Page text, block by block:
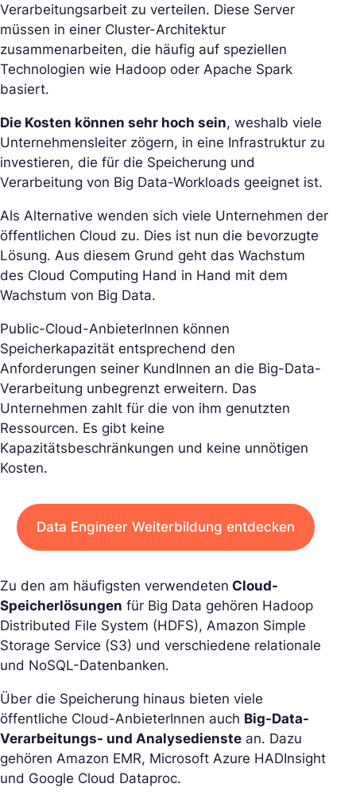
Verarbeitungsarbeit zu verteilen. Diese Server
müssen in einer Cluster-Architektur
zusammenarbeiten, die häufig auf speziellen
Technologien wie Hadoop oder Apache Spark
basiert.
Die Kosten können sehr hoch sein, weshalb viele
Unternehmensleiter zögern, in eine Infrastruktur zu
investieren, die für die Speicherung und
Verarbeitung von Big Data-Workloads geeignet ist.
Als Alternative wenden sich viele Unternehmen der
öffentlichen Cloud zu. Dies ist nun die bevorzugte
Lösung. Aus diesem Grund geht das Wachstum
des Cloud Computing Hand in Hand mit dem
Wachstum von Big Data.
Public-Cloud-AnbieterInnen können
Speicherkapazität entsprechend den
Anforderungen seiner KundInnen an die Big-Data-
Verarbeitung unbegrenzt erweitern. Das
Unternehmen zahlt für die von ihm genutzten
Ressourcen. Es gibt keine
Kapazitätsbeschränkungen und keine unnötigen
Kosten.
Data Engineer Weiterbildung entdecken
Zu den am häufigsten verwendeten Cloud-
Speicherlösungen für Big Data gehören Hadoop
Distributed File System (HDFS), Amazon Simple
Storage Service (S3) und verschiedene relationale
und NoSQL-Datenbanken.
Über die Speicherung hinaus bieten viele
öffentliche Cloud-AnbieterInnen auch Big-Data-
Verarbeitungs- und Analysedienste an. Dazu
gehören Amazon EMR, Microsoft Azure HADInsight
und Google Cloud Dataproc.